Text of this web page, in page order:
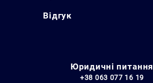
Відгук
Юридичні питання
+38 063 077 16 19